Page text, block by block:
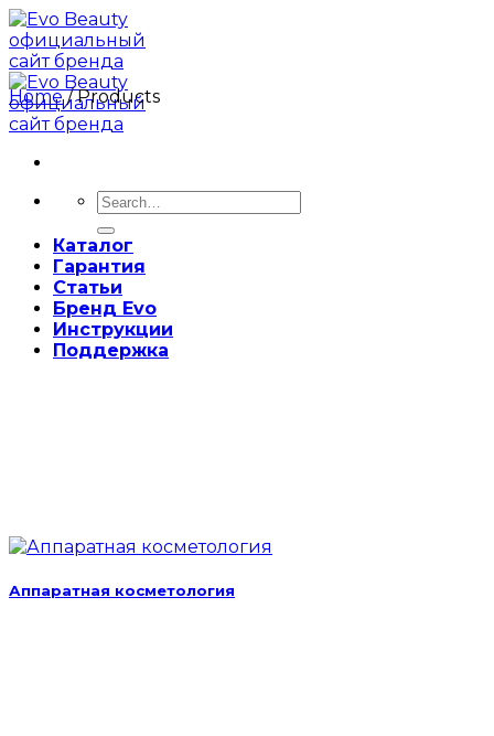
Skip
to
content
Search
for:
Каталог
Гарантия
Статьи
Бренд Evo
Инструкции
Поддержка
Home /Products
Аппаратная косметология